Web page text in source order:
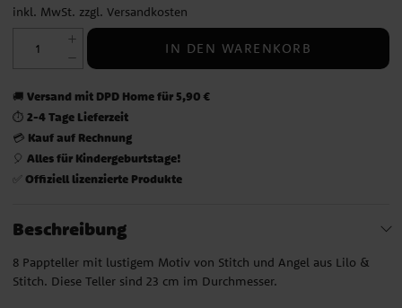
inkl. MwSt. zzgl. Versandkosten
IN DEN WARENKORB
🚚 Versand mit DPD Home für 5,90 €
⏱️ 2-4 Tage Lieferzeit
💳 Kauf auf Rechnung
🎈 Alles für Kindergeburtstage!
✅ Offiziell lizenzierte Produkte
Beschreibung
8 Pappteller mit lustigem Motiv von Stitch und Angel aus Lilo &
Stitch. Diese Teller sind 23 cm im Durchmesser.